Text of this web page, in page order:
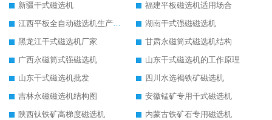
新疆干式磁选机
福建平板磁选机适用场合
江西平板全自动磁选机生产厂家
湖南干式强磁磁选机
黑龙江干式磁选机厂家
甘肃永磁筒式磁选机结构
广西永磁筒式强磁选机
山东干式磁选机的工作原理
山东干式磁选机批发
四川水选褐铁矿磁选机
吉林永磁磁选机结构图
安徽锰矿专用干式磁选机
陕西钛铁矿高梯度磁选机
内蒙古铁矿石专用磁选机